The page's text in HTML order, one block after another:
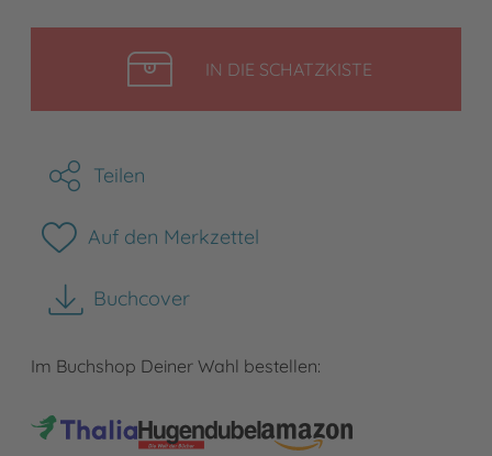
IN DIE SCHATZKISTELEGEN
Teilen
Auf den Merkzettel
Buchcover
herunterladen
Im Buchshop Deiner Wahl bestellen: